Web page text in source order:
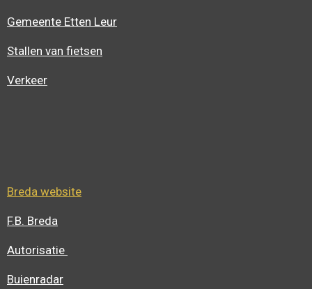
Gemeente Etten Leur
Stallen van fietsen
Verkeer
Breda website
F.B. Breda
Autorisatie
Buienradar